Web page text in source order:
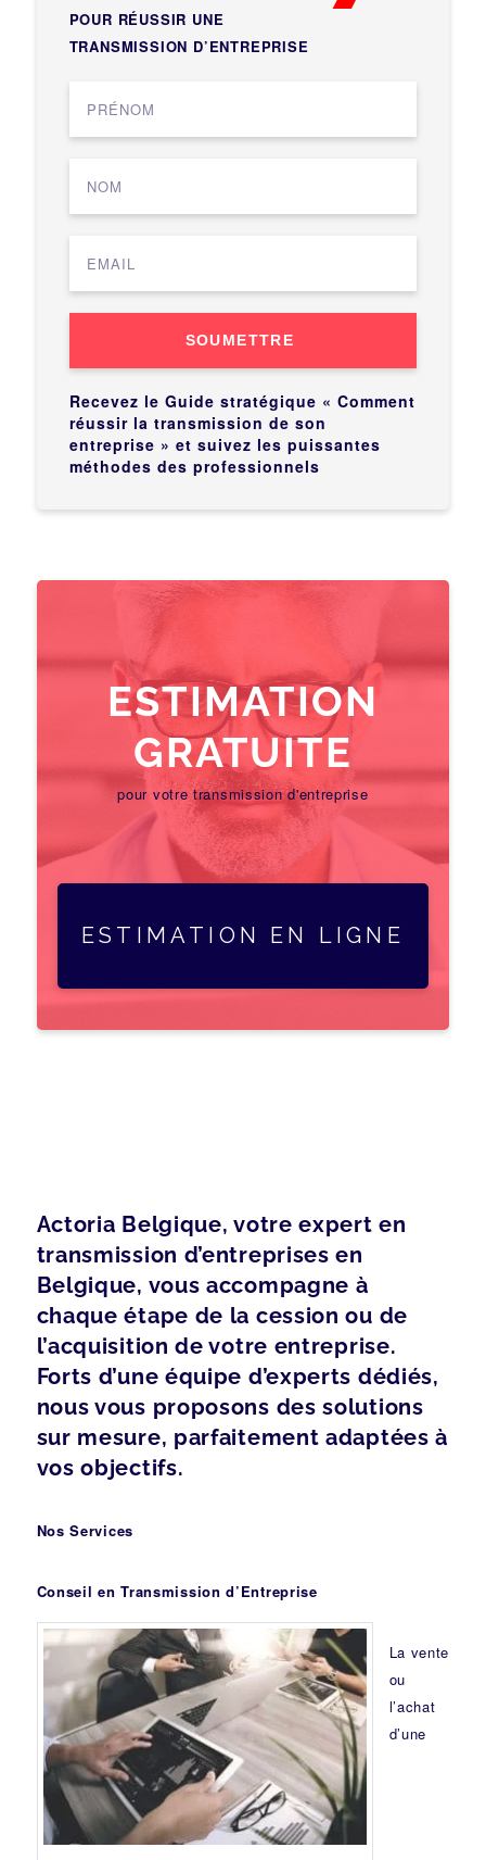
POUR RÉUSSIR UNE
TRANSMISSION D’ENTREPRISE
SOUMETTRE
Recevez le Guide stratégique « Comment
réussir la transmission de son
entreprise » et suivez les puissantes
méthodes des professionnels
ESTIMATION
GRATUITE
pour votre transmission d'entreprise
ESTIMATION EN LIGNE
Actoria Belgique, votre expert en
transmission d’entreprises en
Belgique, vous accompagne à
chaque étape de la cession ou de
l’acquisition de votre entreprise.
Forts d’une équipe d’experts dédiés,
nous vous proposons des solutions
sur mesure, parfaitement adaptées à
vos objectifs.
Nos Services
Conseil en Transmission d’Entreprise
La vente
ou
l’achat
d’une